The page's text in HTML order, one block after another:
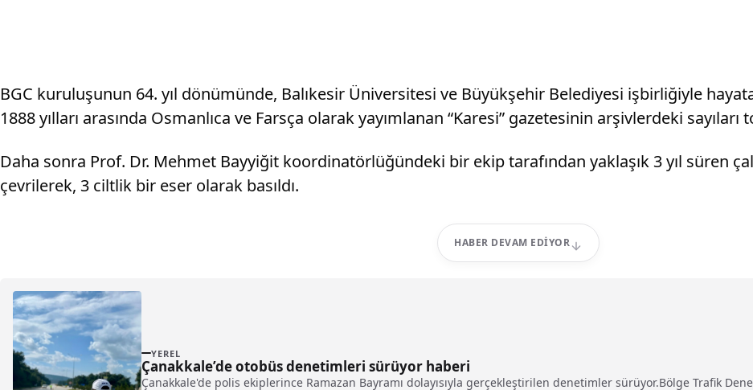
BGC kuruluşunun 64. yıl dönümünde, Balıkesir Üniversitesi ve Büyükşehir Belediyesi işbirliğiyle
1888 yılları arasında Osmanlıca ve Farsça olarak yayımlanan “Karesi” gazetesinin arşivlerdeki sayıları
Daha sonra Prof. Dr. Mehmet Bayyiğit koordinatörlüğündeki bir ekip tarafından yaklaşık 3 yıl süren
çevrilerek, 3 ciltlik bir eser olarak basıldı.
HABER DEVAM EDIYOR
YEREL
Çanakkale’de otobüs denetimleri sürüyor haberi
Çanakkale'de polis ekiplerince Ramazan Bayramı dolayısıyla gerçekleştirilen denetimler sürüyor.Bölge Trafik